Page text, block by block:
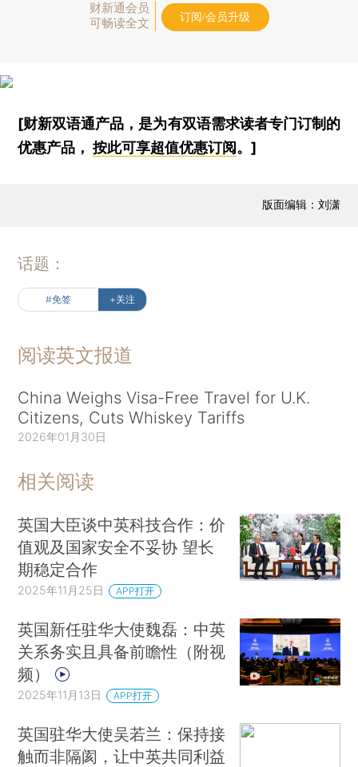
财新通会员
可畅读全文
订阅/会员升级
[财新双语通产品，是为有双语需求读者专门订制的
优惠产品，按此可享超值优惠订阅。]
版面编辑：刘潇
话题：
#免签 +关注
阅读英文报道
China Weighs Visa-Free Travel for U.K.
Citizens, Cuts Whiskey Tariffs
2026年01月30日
相关阅读
英国大臣谈中英科技合作：价
值观及国家安全不妥协 望长
期稳定合作
2025年11月25日 APP打开
英国新任驻华大使魏磊：中英
关系务实且具备前瞻性（附视
频）
2025年11月13日 APP打开
英国驻华大使吴若兰：保持接
触而非隔阂，让中英共同利益